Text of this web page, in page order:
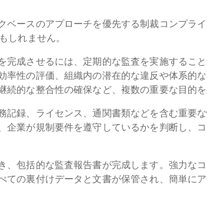
ベースのアプローチを優先する制裁コンプラ
しれません。
完成させるには、定期的な監査を実施するこ
率性の評価、組織内の潜在的な違反や体系的
的な整合性の確保など、複数の重要な目的を
記録、ライセンス、通関書類などを含む重要
企業が規制要件を遵守しているかを判断し、
、包括的な監査報告書が完成します。強力な
ての裏付けデータと文書が保管され、簡単に